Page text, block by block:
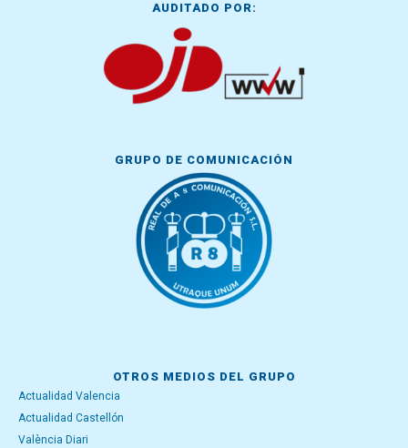
AUDITADO POR:
GRUPO DE COMUNICACIÓN
OTROS MEDIOS DEL GRUPO
Actualidad Valencia
Actualidad Castellón
València Diari